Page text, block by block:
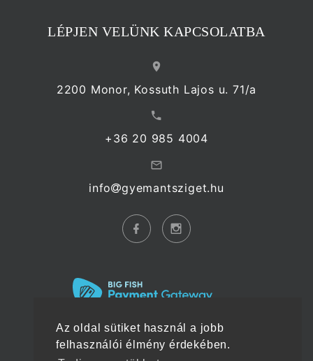
Az oldal sütiket használ a jobb
felhasználói élmény érdekében.
LÉPJEN VELÜNK KAPCSOLATBA
2200 Monor, Kossuth Lajos u. 71/a
+36 20 985 4004
info gyemantsziget.hu